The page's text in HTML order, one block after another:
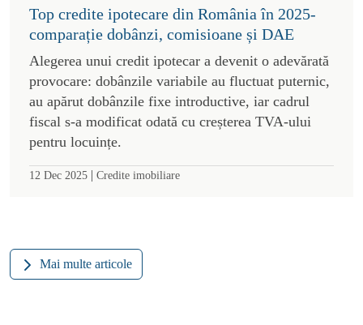
Top credite ipotecare din România în 2025-
comparație dobânzi, comisioane și DAE
Alegerea unui credit ipotecar a devenit o adevărată
provocare: dobânzile variabile au fluctuat puternic,
au apărut dobânzile fixe introductive, iar cadrul
fiscal s-a modificat odată cu creșterea TVA-ului
pentru locuințe.
12 Dec 2025 | Credite imobiliare
Mai multe articole